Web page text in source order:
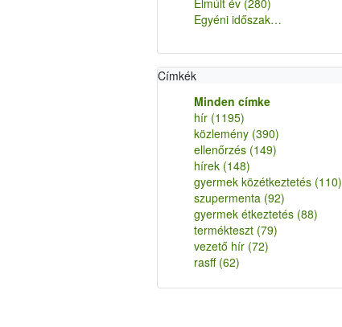
Elmúlt év (280)
Egyéni időszak…
Címkék
Minden címke
hír (1195)
közlemény (390)
ellenőrzés (149)
hírek (148)
gyermek közétkeztetés (110)
szupermenta (92)
gyermek étkeztetés (88)
termékteszt (79)
vezető hír (72)
rasff (62)